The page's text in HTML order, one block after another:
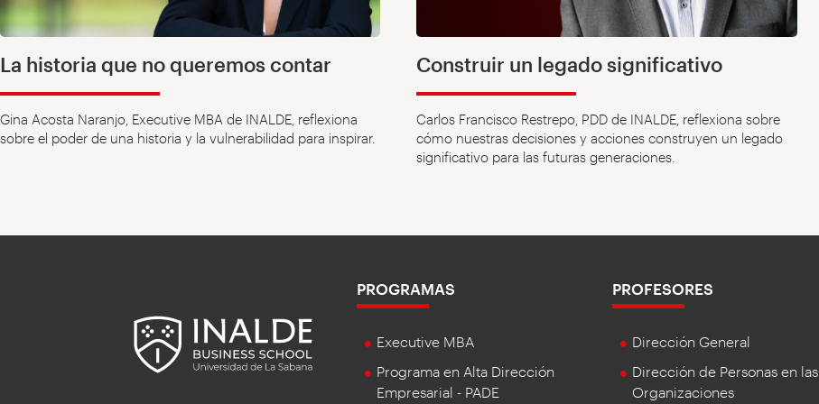
La historia que no queremos contar
Gina Acosta Naranjo, Executive MBA de INALDE, reflexiona
sobre el poder de una historia y la vulnerabilidad para inspirar.
Construir un legado significativo
Carlos Francisco Restrepo, PDD de INALDE, reflexiona sobre
cómo nuestras decisiones y acciones construyen un legado
significativo para las futuras generaciones.
PROGRAMAS
Executive MBA
Programa en Alta Dirección
Empresarial - PADE
PROFESORES
Dirección General
Dirección de Personas en las
Organizaciones